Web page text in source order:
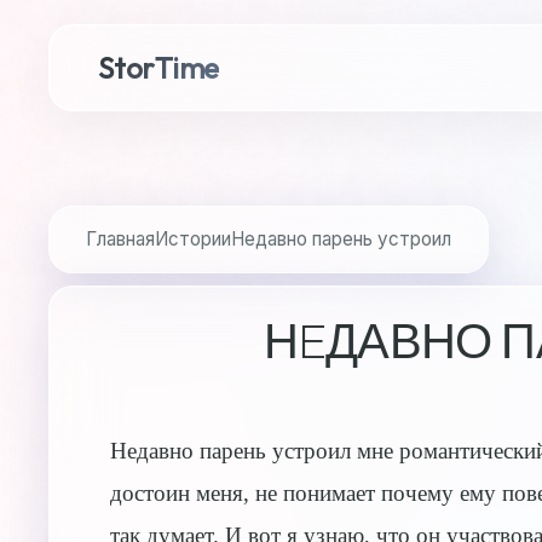
StorTime
ГлавнаяИсторииНeдавно парень устроил
НEДАВНО
Нeдавно парень устроил мне
достоин меня, не понимает почему ему
так думает. И вот я узнаю, что он